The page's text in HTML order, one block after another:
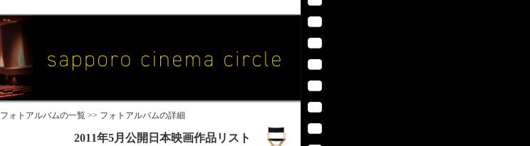
フォトアルバムの一覧 >> フォトアルバムの詳細
2011年5月公開日本映画作品リスト